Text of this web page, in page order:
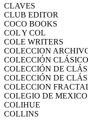
CLAVES
CLUB EDITOR
COCO BOOKS
COL Y COL
COLE WRITERS
COLECCION
COLECCIÓN
COLECCIÓN DE
COLECCIÓN DE
COLECCION
COLEGIO DE MEXICO
COLIHUE
COLLINS